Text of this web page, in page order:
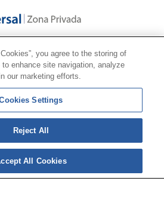
do contratante
Reclamacións
203|Zona Privada Comisión de
|Zona Privada Provedor Sanitario
Mapa do sitio | Aviso legal |
you agree to the storing of
enhance site navigation, analyze
our marketing efforts.
Settings
Reject All
All Cookies